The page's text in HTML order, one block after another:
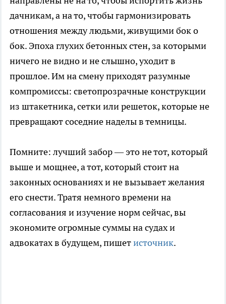
дачникам, а на то, чтобы гармонизировать
отношения между людьми, живущими бок о
бок. Эпоха глухих бетонных стен, за которыми
ничего не видно и не слышно, уходит в
прошлое. Им на смену приходят разумные
компромиссы: светопрозрачные конструкции
из штакетника, сетки или решеток, которые не
превращают соседние наделы в темницы.
Помните: лучший забор — это не тот, который
выше и мощнее, а тот, который стоит на
законных основаниях и не вызывает желания
его снести. Тратя немного времени на
согласования и изучение норм сейчас, вы
экономите огромные суммы на судах и
адвокатах в будущем, пишетисточник.